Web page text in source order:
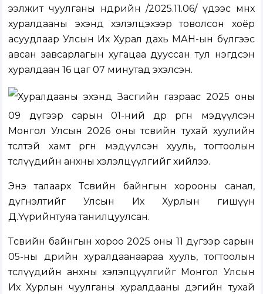
ээлжит чуулганы өнөөдрийн /2025.11.06/ үдээс өмнөх
хуралдааны эхэнд хэлэлцэхээр товолсон хоёр
асуудлаар Улсын Их Хурал дахь МАН-ын бүлгээс
авсан завсарлагын хугацаа дууссан тул нэгдсэн
хуралдаан 16 цаг 07 минутад эхэлсэн.
Хуралдааны эхэнд Засгийн газраас 2025 оны
09 дүгээр сарын 01-ний өдөр өргөн мэдүүлсэн
Монгол Улсын 2026 оны төсвийн тухай хуулийн
төсөлтэй хамт өргөн мэдүүлсэн хууль, тогтоолын
төслүүдийн анхны хэлэлцүүлгийг хийлээ.
Энэ талаарх Төсвийн байнгын хорооны санал,
дүгнэлтийг Улсын Их Хурлын гишүүн
Д.Үүрийнтуяа танилцуулсан.
Төсвийн байнгын хороо 2025 оны 11 дүгээр сарын
05-ны өдрийн хуралдаанаараа хууль, тогтоолын
төслүүдийн анхны хэлэлцүүлгийг Монгол Улсын
Их Хурлын чуулганы хуралдааны дэгийн тухай